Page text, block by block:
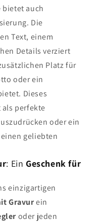
bietet auch
Die
Text, einem
Details verziert
Platz für
oder ein
Dieses
perfekte
oder ein
geliebten
: EinGeschenk für
einzigartigen
Gravurein
oder jeden